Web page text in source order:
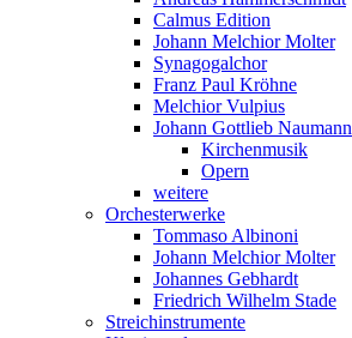
Calmus Edition
Johann Melchior Molter
Synagogalchor
Franz Paul Kröhne
Melchior Vulpius
Johann Gottlieb Naumann
Kirchenmusik
Opern
weitere
Orchesterwerke
Tommaso Albinoni
Johann Melchior Molter
Johannes Gebhardt
Friedrich Wilhelm Stade
Streichinstrumente